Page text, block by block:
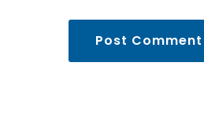
Post Comment